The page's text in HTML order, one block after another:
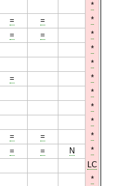
*
= =
*
= =
*
*
*
=
*
*
*
*
= =
*
= = N
*
LC
*